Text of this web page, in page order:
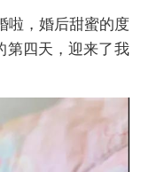
，婚后甜蜜的度
第四天，迎来了我